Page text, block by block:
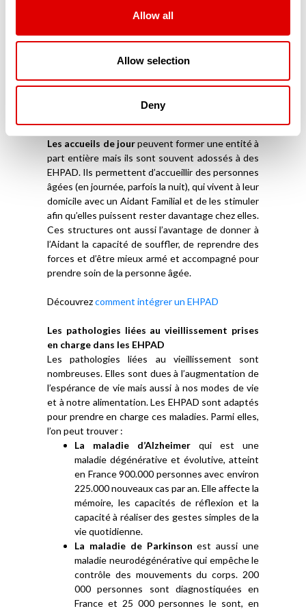
Allow all
Allow selection
Deny
de plus de 60 ans. A la différence des EHPAD, les
établissement public hospitalier qui peut traiter
des prises en charge médicales lourdes. En effet,
des résidents est très importante (plus que dans
un EHPAD) et demande une surveillance de tous
Les accueils de jourpeuvent former une entité à
part entière mais ils sont souvent adossés à des
EHPAD. Ils permettent d’accueillir des personnes
âgées (en journée, parfois la nuit), qui vivent à leur
domicile avec un Aidant Familial et de les stimuler
afin qu’elles puissent rester davantage chez elles.
Ces structures ont aussi l’avantage de donner à
l’Aidant la capacité de souffler, de reprendre des
forces et d’être mieux armé et accompagné pour
prendre soin de la personne âgée.
Découvrezcomment intégrer un EHPAD
Les pathologies liées au vieillissement prises
en charge dans les EHPAD
Les pathologies liées au vieillissement sont
nombreuses. Elles sont dues à l’augmentation de
l’espérance de vie mais aussi à nos modes de vie
et à notre alimentation. Les EHPAD sont adaptés
pour prendre en charge ces maladies. Parmi elles,
l’on peut trouver :
La maladie d’Alzheimer qui est une
maladie dégénérative et évolutive, atteint
en France 900.000 personnes avec environ
225.000 nouveaux cas par an. Elle affecte la
mémoire, les capacités de réflexion et la
capacité à réaliser des gestes simples de la
vie quotidienne.
La maladie de Parkinson est aussi une
maladie neurodégénérative qui empêche le
contrôle des mouvements du corps. 200
000 personnes sont diagnostiquées en
France et 25 000 personnes le sont, en